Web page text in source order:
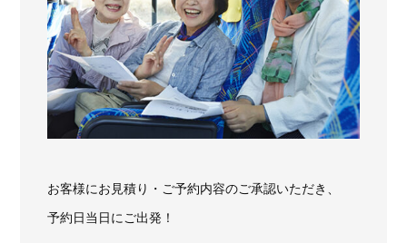
お客様にお見積り・ご予約内容のご承認いただき、
予約日当日にご出発！